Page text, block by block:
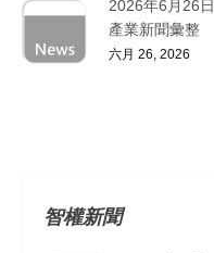
2026年6月26日
產業新聞彙整
六月 26, 2026
智權新聞